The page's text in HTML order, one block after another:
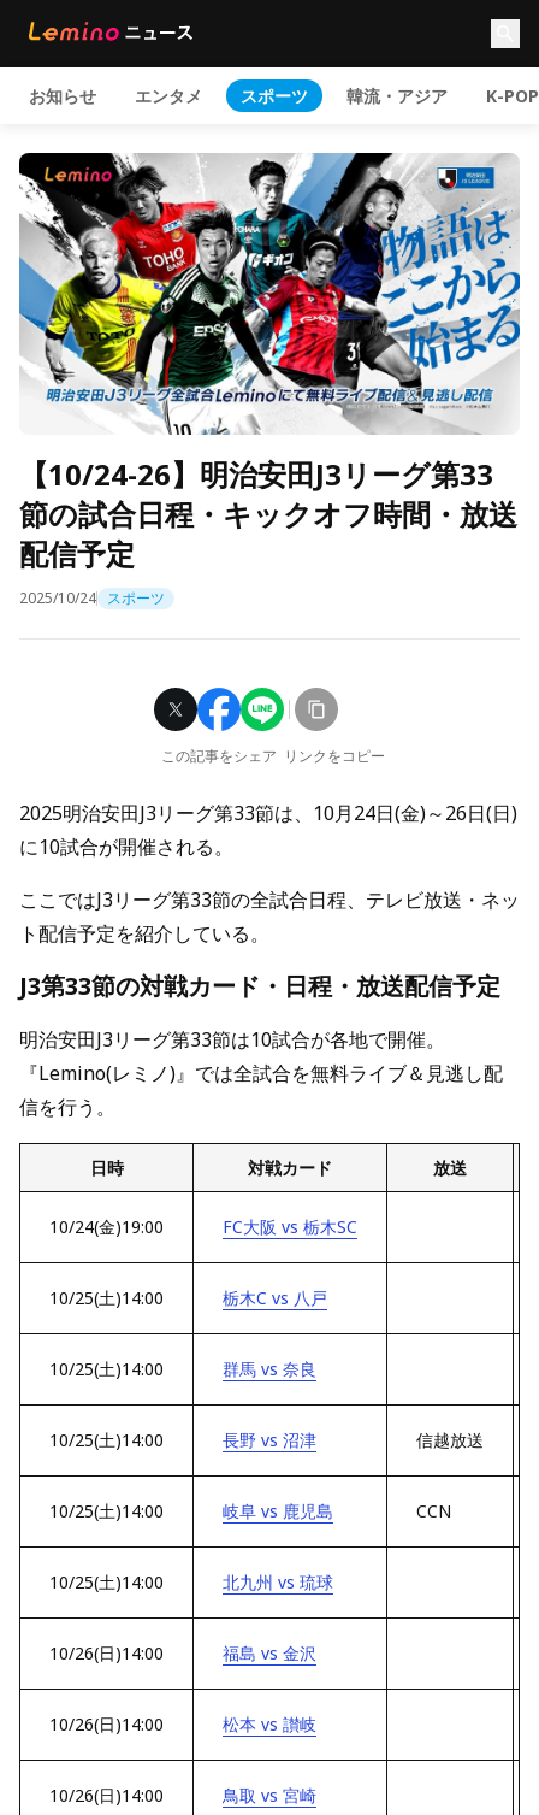
お知らせ エンタメ スポーツ 韓流・アジア K-POP
【10/24-26】明治安田J3リーグ第33
節の試合日程・キックオフ時間・放送
配信予定
2025/10/24 スポーツ
この記事をシェア リンクをコピー
2025明治安田J3リーグ第33節は、10月24日(金)～26日(日)
に10試合が開催される。
ここではJ3リーグ第33節の全試合日程、テレビ放送・ネッ
ト配信予定を紹介している。
J3第33節の対戦カード・日程・放送配信予定
明治安田J3リーグ第33節は10試合が各地で開催。
『Lemino(レミノ)』では全試合を無料ライブ＆見逃し配
信を行う。
日時 対戦カード 放送
10/24(金)19:00 FC大阪 vs 栃木SC
10/25(土)14:00 栃木C vs 八戸
10/25(土)14:00 群馬 vs 奈良
10/25(土)14:00 長野 vs 沼津 信越放送
10/25(土)14:00 岐阜 vs 鹿児島 CCN
10/25(土)14:00 北九州 vs 琉球
10/26(日)14:00 福島 vs 金沢
10/26(日)14:00 松本 vs 讃岐
10/26(日)14:00 鳥取 vs 宮崎